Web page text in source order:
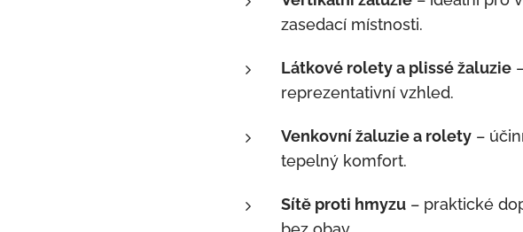
zasedací místnosti.
Látkové rolety a plissé žaluzie
reprezentativní vzhled.
Venkovní žaluzie a rolety –
tepelný komfort.
Sítě proti hmyzu – praktické